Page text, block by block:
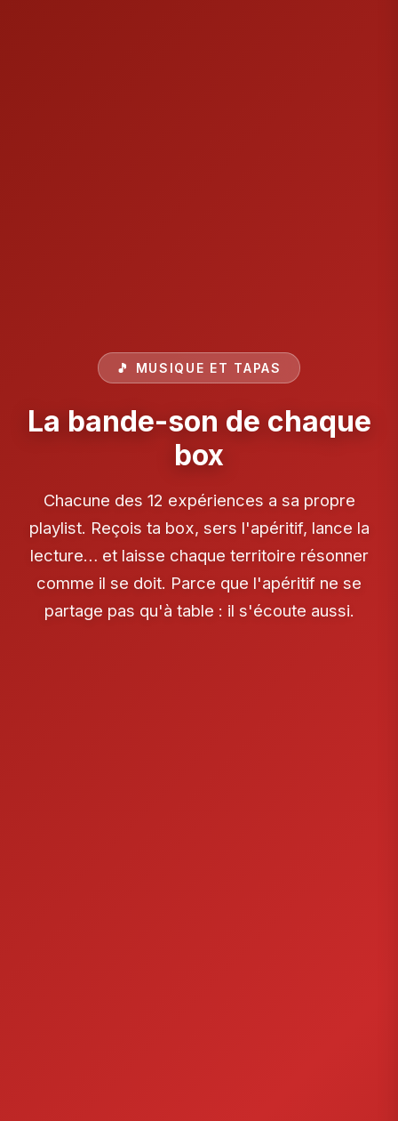
🎵 MUSIQUE ET TAPAS
La bande-son de chaque
box
Chacune des 12 expériences a sa propre
playlist. Reçois ta box, sers l'apéritif, lance la
lecture… et laisse chaque territoire résonner
comme il se doit. Parce que l'apéritif ne se
partage pas qu'à table : il s'écoute aussi.